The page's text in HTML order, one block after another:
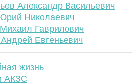
Александр Васильевич
Николаевич
Гаврилович
Евгеньевич
жизнь
АКЗС